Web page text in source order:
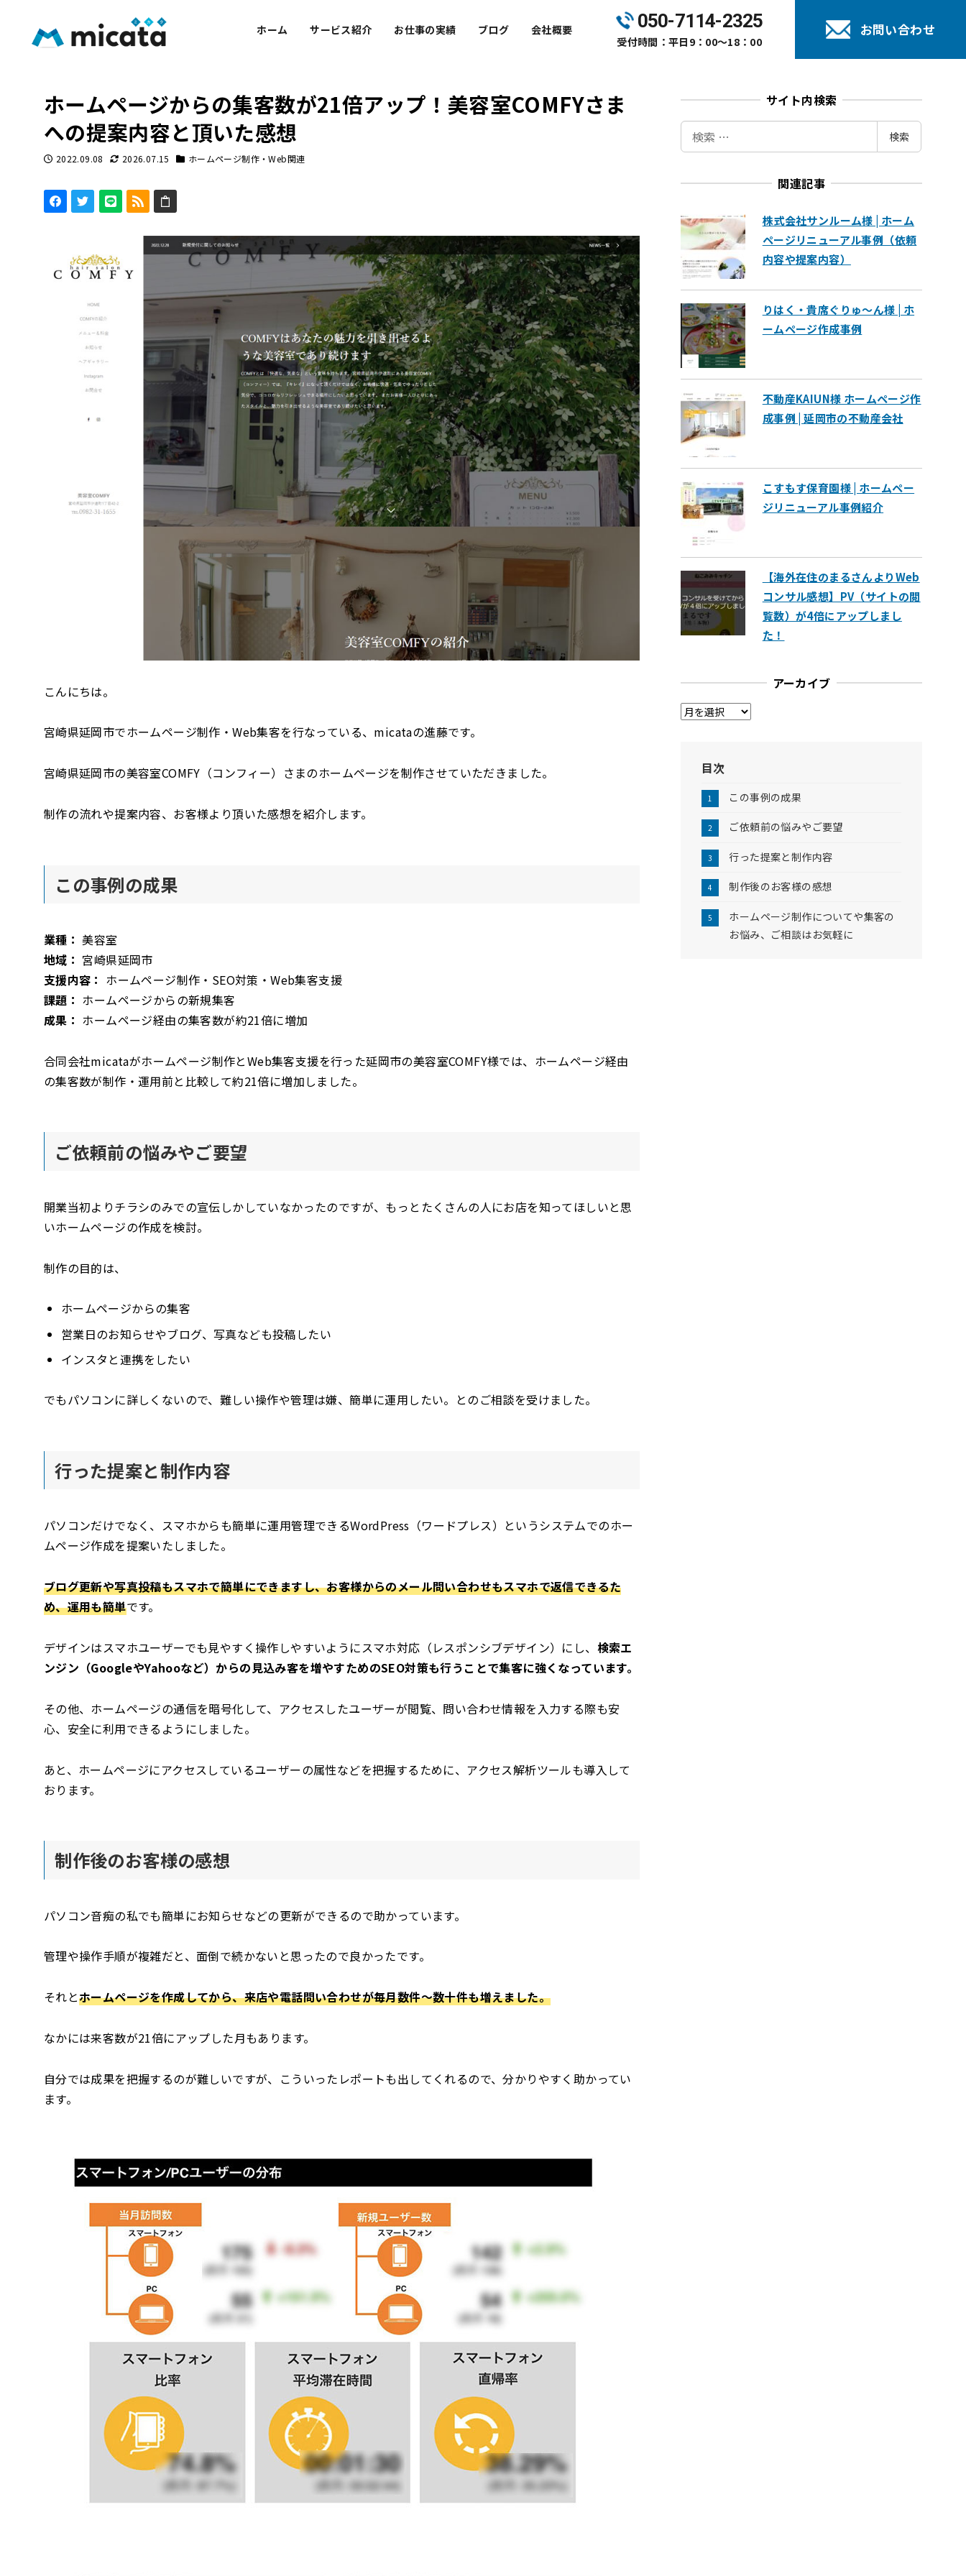
ホーム サービス紹介 お仕事の実績 ブログ 会社概要 050-7114-2325
受付時間：平日9：00～18：00
お問い合わせ
ホームページからの集客数が21倍アップ！美容室COMFYさま
への提案内容と頂いた感想
投稿日
2022.09.08
更新日
2026.07.15
カテゴリー
ホームページ制作・Web関連
こんにちは。
宮崎県延岡市でホームページ制作・Web集客を行なっている、micataの進藤です。
宮崎県延岡市の美容室COMFY（コンフィー）さまのホームページを制作させていただきました。
制作の流れや提案内容、お客様より頂いた感想を紹介します。
この事例の成果
業種： 美容室
地域： 宮崎県延岡市
支援内容： ホームページ制作・SEO対策・Web集客支援
課題： ホームページからの新規集客
成果： ホームページ経由の集客数が約21倍に増加
合同会社micataがホームページ制作とWeb集客支援を行った延岡市の美容室COMFY様では、ホームページ経由
の集客数が制作・運用前と比較して約21倍に増加しました。
ご依頼前の悩みやご要望
開業当初よりチラシのみでの宣伝しかしていなかったのですが、もっとたくさんの人にお店を知ってほしいと思
いホームページの作成を検討。
制作の目的は、
ホームページからの集客
営業日のお知らせやブログ、写真なども投稿したい
インスタと連携をしたい
でもパソコンに詳しくないので、難しい操作や管理は嫌、簡単に運用したい。とのご相談を受けました。
行った提案と制作内容
パソコンだけでなく、スマホからも簡単に運用管理できるWordPress（ワードプレス）というシステムでのホー
ムページ作成を提案いたしました。
ブログ更新や写真投稿もスマホで簡単にできますし、お客様からのメール問い合わせもスマホで返信できるた
め、運用も簡単です。
デザインはスマホユーザーでも見やすく操作しやすいようにスマホ対応（レスポンシブデザイン）にし、 検索エ
ンジン（GoogleやYahooなど）からの見込み客を増やすためのSEO対策も行うことで集客に強くなっています。
その他、ホームページの通信を暗号化して、アクセスしたユーザーが閲覧、問い合わせ情報を入力する際も安
心、安全に利用できるようにしました。
あと、ホームページにアクセスしているユーザーの属性などを把握するために、アクセス解析ツールも導入して
おります。
制作後のお客様の感想
パソコン音痴の私でも簡単にお知らせなどの更新ができるので助かっています。
管理や操作手順が複雑だと、面倒で続かないと思ったので良かったです。
それとホームページを作成してから、来店や電話問い合わせが毎月数件〜数十件も増えました。
なかには来客数が21倍にアップした月もあります。
自分では成果を把握するのが難しいですが、こういったレポートも出してくれるので、分かりやすく助かってい
ます。
サイト内検索
検
索
検索
関連記事
株式会社サンルーム様 | ホーム
ページリニューアル事例（依頼
内容や提案内容）
りはく・貴席ぐりゅ～ん様 | ホ
ームページ作成事例
不動産KAIUN様 ホームページ作
成事例 | 延岡市の不動産会社
こすもす保育園様 | ホームペー
ジリニューアル事例紹介
【海外在住のまるさんよりWeb
コンサル感想】PV（サイトの閲
覧数）が4倍にアップしまし
た！
アーカイブ
ア
目次
この事例の成果
ご依頼前の悩みやご要望
行った提案と制作内容
制作後のお客様の感想
ホームページ制作についてや集客の
お悩み、ご相談はお気軽に